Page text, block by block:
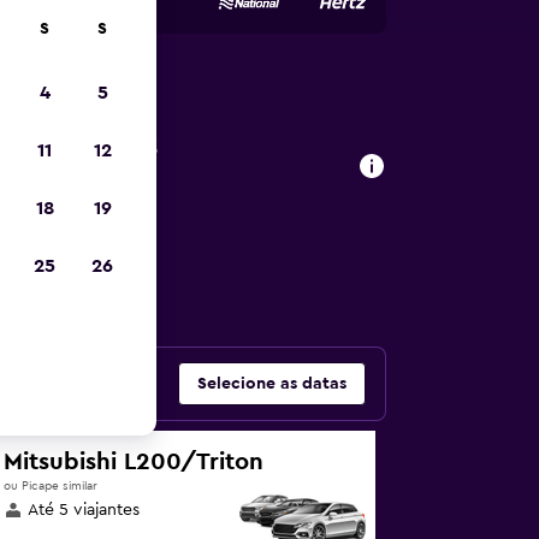
carros
populares –
Selecione as datas
Mitsubishi L200/Triton
ou Picape similar
Até 5 viajantes
S S
4 5
11 12
18 19
25 26